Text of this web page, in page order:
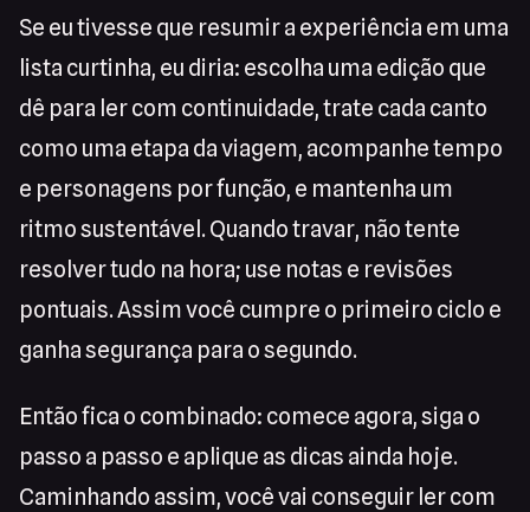
Se eu tivesse que resumir a experiência em uma
lista curtinha, eu diria: escolha uma edição que
dê para ler com continuidade, trate cada canto
como uma etapa da viagem, acompanhe tempo
e personagens por função, e mantenha um
ritmo sustentável. Quando travar, não tente
resolver tudo na hora; use notas e revisões
pontuais. Assim você cumpre o primeiro ciclo e
ganha segurança para o segundo.
Então fica o combinado: comece agora, siga o
passo a passo e aplique as dicas ainda hoje.
Caminhando assim, você vai conseguir ler com